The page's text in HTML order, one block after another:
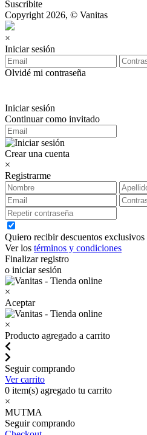
Suscribite
Copyright 2026, © Vanitas
×
Iniciar sesión
Olvidé mi contraseña
Iniciar sesión
Continuar como invitado
Crear una cuenta
×
Registrarme
Quiero recibir descuentos
Ver los términos y condiciones
Finalizar registro
o iniciar sesión
×
Aceptar
×
Producto agregado a carrito
Seguir comprando
Ver carrito
0 item(s) agregado tu carrito
×
MUTMA
Seguir comprando